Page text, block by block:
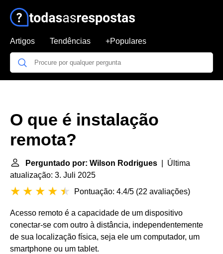
Artigos Tendências +Populares
O que é instalação
remota?
Perguntado por: Wilson Rodrigues | Última
atualização: 3. Juli 2025
Pontuação: 4.4/5 (22 avaliações)
Acesso remoto é a capacidade de um dispositivo
conectar-se com outro à distância, independentemente
de sua localização física, seja ele um computador, um
smartphone ou um tablet.